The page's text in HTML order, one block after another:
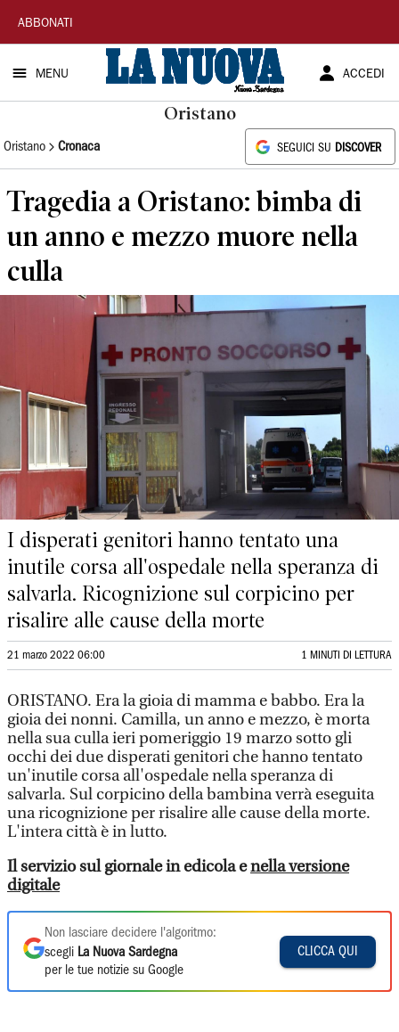
La
Nuova
Sardegna
ABBONATI
MENU ACCEDI
Oristano
Oristano Cronaca SEGUICI SU DISCOVER
Tragedia a Oristano: bimba di
un anno e mezzo muore nella
culla
I disperati genitori hanno tentato una
inutile corsa all'ospedale nella speranza di
salvarla. Ricognizione sul corpicino per
risalire alle cause della morte
21 marzo 2022 06:00 1 MINUTI DI LETTURA
ORISTANO. Era la gioia di mamma e babbo. Era la
gioia dei nonni. Camilla, un anno e mezzo, è morta
nella sua culla ieri pomeriggio 19 marzo sotto gli
occhi dei due disperati genitori che hanno tentato
un'inutile corsa all'ospedale nella speranza di
salvarla. Sul corpicino della bambina verrà eseguita
una ricognizione per risalire alle cause della morte.
L'intera città è in lutto.
Il servizio sul giornale in edicola enella versione
digitale
Non lasciare decidere l'algoritmo:
scegli La Nuova Sardegna
per le tue notizie su Google
CLICCA QUI